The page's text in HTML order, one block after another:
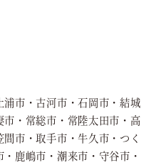
浦市・古河市・石岡市・結城
・常総市・常陸太田市・高
市・取手市・牛久市・つく
鹿嶋市・潮来市・守谷市・